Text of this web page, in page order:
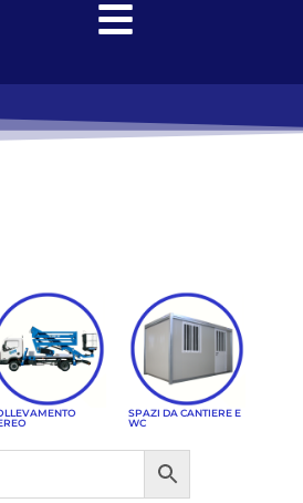
SPAZI DA CANTIERE E
WC